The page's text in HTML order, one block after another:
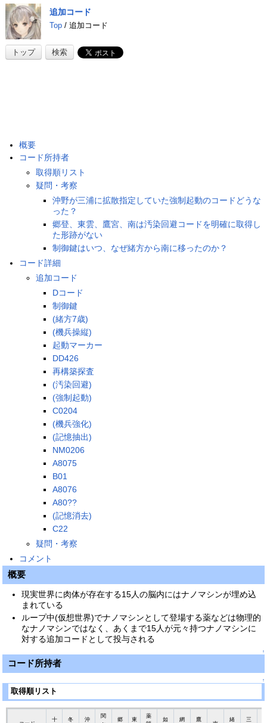
追加コード
Top/ 追加コード
トップ 検索
概要
コード所持者
取得順リスト
疑問・考察
沖野が三浦に拡散指定していた強制起動のコードどうな
った？
郷登、東雲、鷹宮、南は汚染回避コードを明確に取得し
た形跡がない
制御鍵はいつ、なぜ緒方から南に移ったのか？
コード詳細
追加コード
Dコード
制御鍵
(緒方7歳)
(機兵操縦)
起動マーカー
DD426
再構築探査
(汚染回避)
(強制起動)
C0204
(機兵強化)
(記憶抽出)
NM0206
A8075
B01
A8076
A80??
(記憶消去)
C22
疑問・考察
コメント
概要
現実世界に肉体が存在する15人の脳内にはナノマシンが埋め込
まれている
ループ中(仮想世界)でナノマシンとして登場する薬などは物理的
なナノマシンではなく、あくまで15人が元々持つナノマシンに
対する追加コードとして投与される
↑
コード所持者
↑
取得順リスト
十
冬
沖
関
郷
東
薬
如
網
鷹
緒
三